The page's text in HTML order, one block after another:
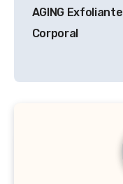
entradas
AGING Exfoliante
Corporal